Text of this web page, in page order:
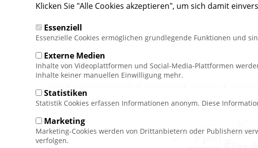
Pfadnavigation
Klicken Sie "Alle Cookies akzeptieren", um sich damit
Essenziell
Essenzielle Cookies ermöglichen grundlegende Funktionen und
Externe Medien
Inhalte von Videoplattformen und Social-Media-Plattformen
Inhalte keiner manuellen Einwilligung mehr.
Statistiken
Statistik Cookies erfassen Informationen anonym. Diese
Marketing
Marketing-Cookies werden von Drittanbietern oder Publishern
verfolgen.